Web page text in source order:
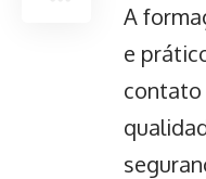
A
e
contato